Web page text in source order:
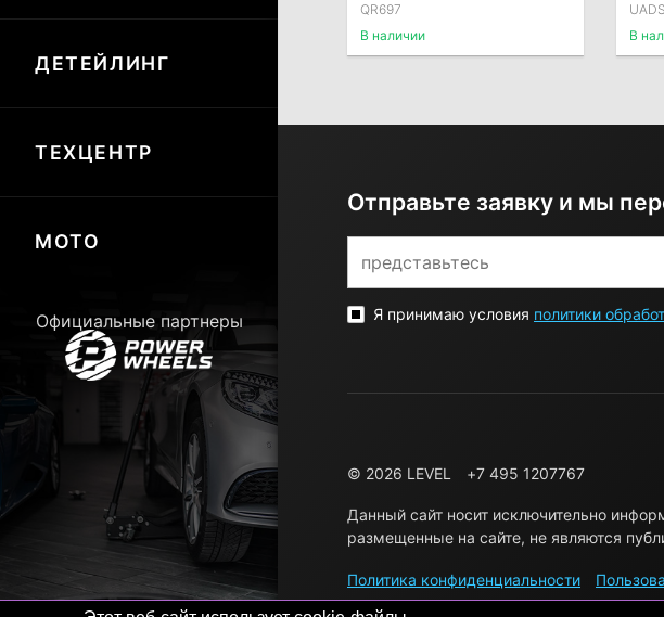
QR697
В наличии
В
Отправьте заявку и мы
Я принимаю условия политики
© 2026 LEVEL +7 495 1207767
Данный сайт носит исключительно
размещенные на сайте, не являются
Политика конфиденциальности
ДЕТЕЙЛИНГ
ТЕХЦЕНТР
МОТО
Официальные партнеры